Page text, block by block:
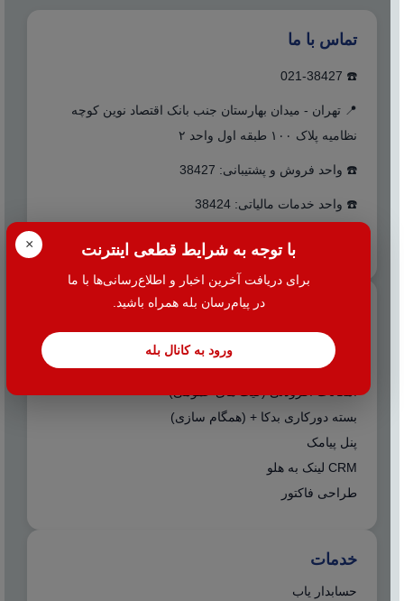
× با توجه به شرایط قطعی اینترنت
برای دریافت آخرین اخبار و اطلاع‌رسانی‌ها با ما
در پیام‌رسان بله همراه باشید.
ورود به کانال بله
تماس با ما
☎️ 021-38427
📍 تهران - میدان بهارستان جنب بانک اقتصاد نوین کوچه
نظامیه پلاک ۱۰۰ طبقه اول واحد ۲
☎️ واحد فروش و پشتیبانی: 38427
☎️ واحد خدمات مالیاتی: 38424
دسترسی سریع
مجموعه نرم افزارهای هلو
مجموعه نرم افزارهای اسپاد
بسته دورکاری بدکا + (همگام سازی)
پنل پیامک
CRM لینک به هلو
طراحی فاکتور
خدمات
حسابدار یاب